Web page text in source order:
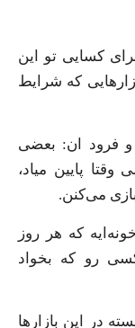
کسایی تو این
که شرایط
و فرود ان: بعضی
پایین میاد،
می‌کنن.
که هر روز
رو که بخواد
در این بازارها